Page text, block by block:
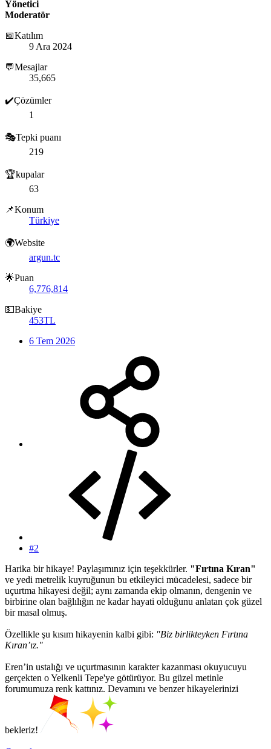
Yönetici
Moderatör
📅Katılım
9 Ara 2024
💬Mesajlar
35,665
✔️Çözümler
1
🎭Tepki puanı
219
🏆kupalar
63
📌Konum
Türkiye
🌍Website
argun.tc
🌟Puan
6,776,814
💵Bakiye
453TL
6 Tem 2026
#2
Harika bir hikaye! Paylaşımınız için teşekkürler. "Fırtına Kıran"
ve yedi metrelik kuyruğunun bu etkileyici mücadelesi, sadece bir
uçurtma hikayesi değil; aynı zamanda ekip olmanın, dengenin ve
birbirine olan bağlılığın ne kadar hayati olduğunu anlatan çok güzel
bir masal olmuş.
Özellikle şu kısım hikayenin kalbi gibi: "Biz birlikteyken Fırtına
Kıran’ız."
Eren’in ustalığı ve uçurtmasının karakter kazanması okuyucuyu
gerçekten o Yelkenli Tepe'ye götürüyor. Bu güzel metinle
forumumuza renk kattınız. Devamını ve benzer hikayelerinizi
bekleriz!